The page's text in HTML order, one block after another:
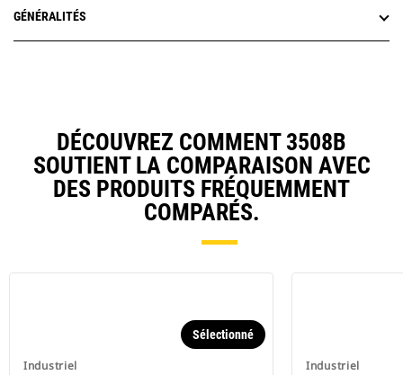
GÉNÉRALITÉS
DÉCOUVREZ COMMENT 3508B
SOUTIENT LA COMPARAISON AVEC
DES PRODUITS FRÉQUEMMENT
COMPARÉS.
Industriel
Sélectionné
Industriel